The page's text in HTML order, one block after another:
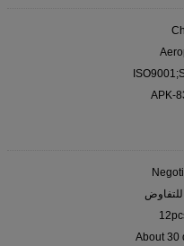
APK-
للتفاوض
About 30